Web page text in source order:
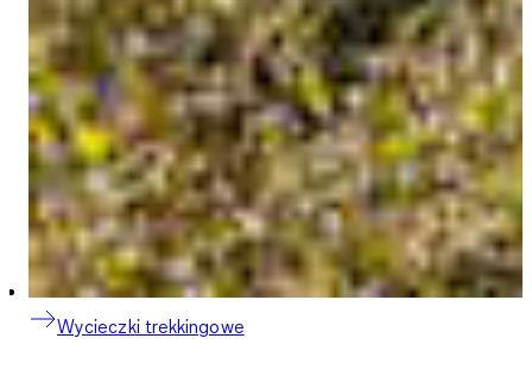
Wycieczki trekkingowe